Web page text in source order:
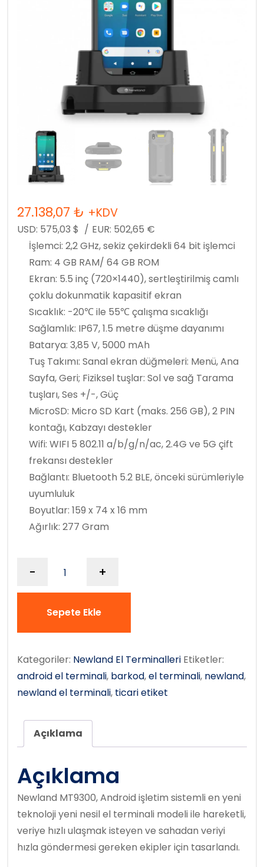
27.138,07 ₺ +KDV
USD: 575,03 $ / EUR: 502,65 €
İşlemci: 2,2 GHz, sekiz çekirdekli 64 bit işlemci
Ram: 4 GB RAM/ 64 GB ROM
Ekran: 5.5 inç (720×1440), sertleştirilmiş camlı
çoklu dokunmatik kapasitif ekran
Sıcaklık: -20℃ ile 55℃ çalışma sıcaklığı
Sağlamlık: IP67, 1.5 metre düşme dayanımı
Batarya: 3,85 V, 5000 mAh
Tuş Takımı: Sanal ekran düğmeleri: Menü, Ana
Sayfa, Geri; Fiziksel tuşlar: Sol ve sağ Tarama
tuşları, Ses +/-, Güç
MicroSD: Micro SD Kart (maks. 256 GB), 2 PIN
kontağı, Kabzayı destekler
Wifi: WIFI 5 802.11 a/b/g/n/ac, 2.4G ve 5G çift
frekansı destekler
Bağlantı: Bluetooth 5.2 BLE, önceki sürümleriyle
uyumluluk
Boyutlar: 159 x 74 x 16 mm
Ağırlık: 277 Gram
- +
Sepete Ekle
Kategoriler: Newland El Terminalleri Etiketler:
android el terminali, barkod,el terminali, newland,
newland el terminali, ticari etiket
Açıklama
Açıklama
Newland MT9300, Android işletim sistemli en yeni
teknoloji yeni nesil el terminali modeli ile hareketli,
veriye hızlı ulaşmak isteyen ve sahadan veriyi
hızla göndermesi gereken ekipler için tasarlandı.